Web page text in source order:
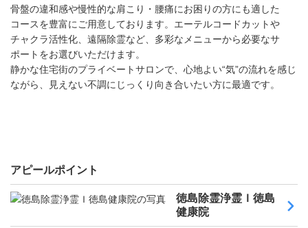
骨盤の違和感や慢性的な肩こり・腰痛にお困りの方にも適した
コースを豊富にご用意しております。エーテルコードカットや
チャクラ活性化、遠隔除霊など、多彩なメニューから必要なサ
ポートをお選びいただけます。
静かな住宅街のプライベートサロンで、心地よい“気”の流れを感じ
ながら、見えない不調にじっくり向き合いたい方に最適です。
アピールポイント
徳島除霊浄霊Ｉ徳島
健康院